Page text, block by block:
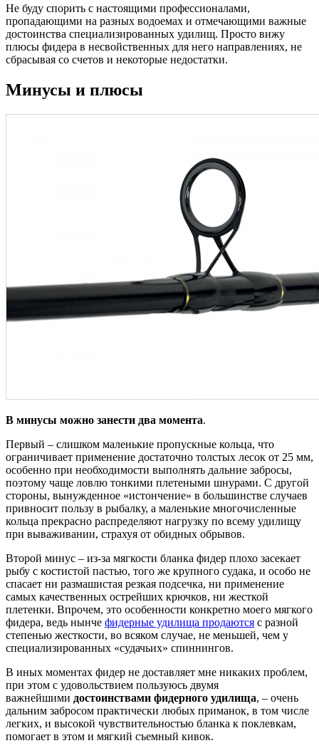
Не буду спорить с настоящими профессионалами,
пропадающими на разных водоемах и отмечающими важные
достоинства специализированных удилищ. Просто вижу
плюсы фидера в несвойственных для него направлениях, не
сбрасывая со счетов и некоторые недостатки.
Минусы и плюсы
В минусы можно занести два момента.
Первый – слишком маленькие пропускные кольца, что
ограничивает применение достаточно толстых лесок от 25 мм,
особенно при необходимости выполнять дальние забросы,
поэтому чаще ловлю тонкими плетеными шнурами. С другой
стороны, вынужденное «истончение» в большинстве случаев
привносит пользу в рыбалку, а маленькие многочисленные
кольца прекрасно распределяют нагрузку по всему удилищу
при вываживании, страхуя от обидных обрывов.
Второй минус – из-за мягкости бланка фидер плохо засекает
рыбу с костистой пастью, того же крупного судака, и особо не
спасает ни размашистая резкая подсечка, ни применение
самых качественных острейших крючков, ни жесткой
плетенки. Впрочем, это особенности конкретно моего мягкого
фидера, ведь нынче фидерные удилища продаются с разной
степенью жесткости, во всяком случае, не меньшей, чем у
специализированных «судачьих» спиннингов.
В иных моментах фидер не доставляет мне никаких проблем,
при этом с удовольствием пользуюсь двумя
важнейшими достоинствами фидерного удилища, – очень
дальним забросом практически любых приманок, в том числе
легких, и высокой чувствительностью бланка к поклевкам,
помогает в этом и мягкий съемный кивок.